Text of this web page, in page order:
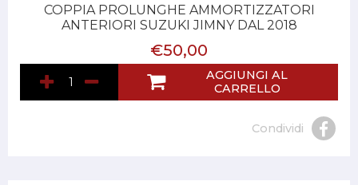
COPPIA PROLUNGHE AMMORTIZZATORI
ANTERIORI SUZUKI JIMNY DAL 2018
€50,00
AGGIUNGI AL
CARRELLO
Condividi